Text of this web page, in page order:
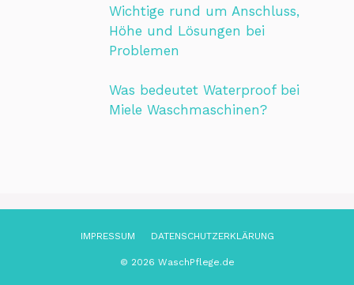
Wichtige rund um Anschluss,
Höhe und Lösungen bei
Problemen
Was bedeutet Waterproof bei
Miele Waschmaschinen?
IMPRESSUM DATENSCHUTZ­ERKLÄRUNG
© 2026 WaschPflege.de